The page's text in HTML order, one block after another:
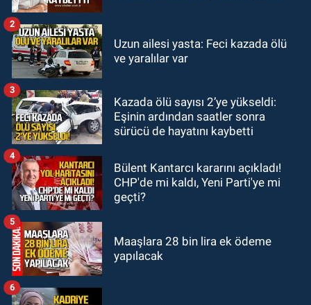
10:51Bülent Ecevit Üniversitesi'ne
GÜNDEM
10:00
Almanya’da’ 21 Ağustos’ta
Uzun ailesi yasta: Feci kazada ölü
ve yaralılar var
2
Kazada ölü sayısı 2’ye yükseldi:
Eşinin ardından saatler sonra
sürücü de hayatını kaybetti
3
Bülent Kantarcı kararını açıkladı!
CHP'de mi kaldı, Yeni Parti'ye mi
geçti?
4
Maaşlara 28 bin lira ek ödeme
yapılacak
5
6